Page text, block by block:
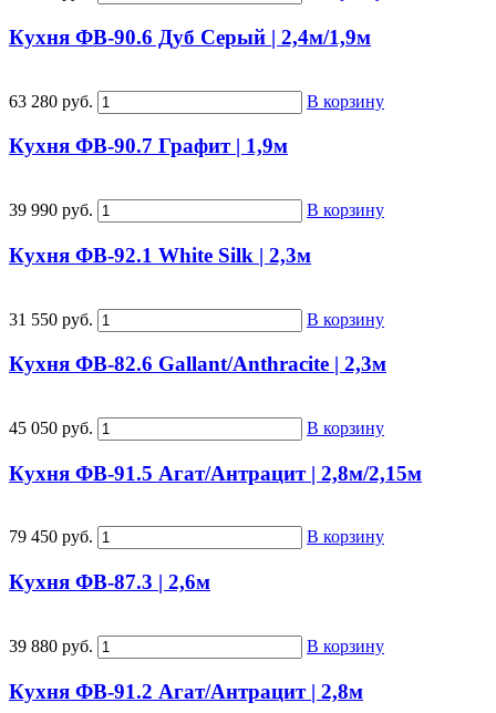
Кухня ФВ-90.6 Дуб Серый | 2,4м/1,9м
63 280 руб. В корзину
Кухня ФВ-90.7 Графит | 1,9м
39 990 руб. В корзину
Кухня ФВ-92.1 White Silk | 2,3м
31 550 руб. В корзину
Кухня ФВ-82.6 Gallant/Anthracite | 2,3м
45 050 руб. В корзину
Кухня ФВ-91.5 Агат/Антрацит | 2,8м/2,15м
79 450 руб. В корзину
Кухня ФВ-87.3 | 2,6м
39 880 руб. В корзину
Кухня ФВ-91.2 Агат/Антрацит | 2,8м